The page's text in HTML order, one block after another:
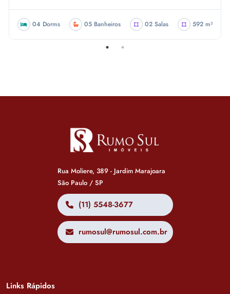
04 Dorms 05 Banheiros 02 Salas 592 m²
Rua Moliere, 389 - Jardim Marajoara
São Paulo / SP
(11) 5548-3677
rumosul@rumosul.com.br
Links Rápidos